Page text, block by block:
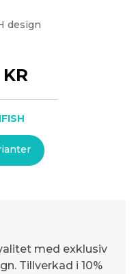
design
KR
IFISH
med exklusiv
Tillverkad i 10%